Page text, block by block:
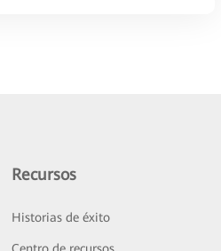
Recursos
Historias de éxito